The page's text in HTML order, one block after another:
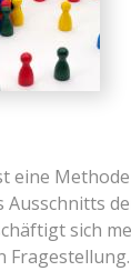
eine
Ausschnitts
sich
Fragestellung.